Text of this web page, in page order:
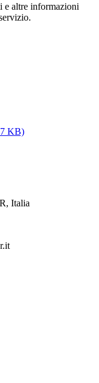
e altre informazioni
KB)
Italia